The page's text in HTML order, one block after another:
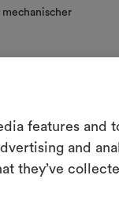
features and
and
they’ve
Ein
Leben